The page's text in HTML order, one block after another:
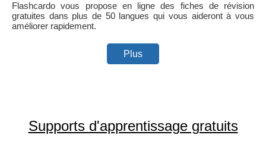
Flashcardo vous propose en ligne des fiches de révision
gratuites dans plus de 50 langues qui vous aideront à vous
améliorer rapidement.
Plus
Supports d'apprentissage gratuits